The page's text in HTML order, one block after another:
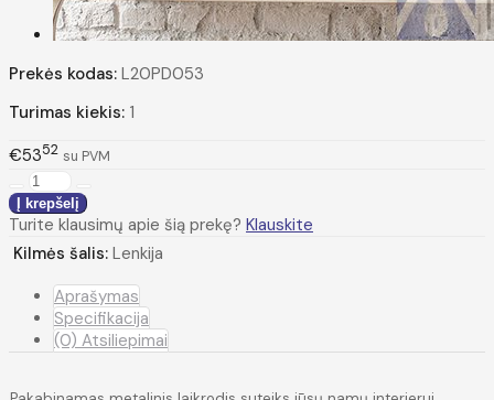
Prekės kodas: L20PD053
Turimas kiekis: 1
€5352 su PVM
Turite klausimų apie šią prekę? Klauskite
Kilmės šalis: Lenkija
Aprašymas
Specifikacija
(0) Atsiliepimai